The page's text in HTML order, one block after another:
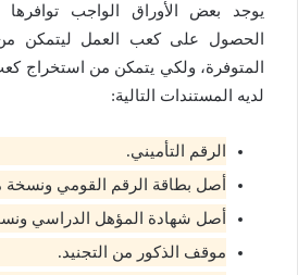
يوجد بعض الأوراق الواجب
الحصول على كعب العمل ليتمكن
المتوفرة، ولكي يتمكن من استخراج
لديه المستندات التالية:
الرقم التأميني.
أصل بطاقة الرقم القومي ونسخة
أصل شهادة المؤهل الدراسي
موقف الذكور من التجنيد.